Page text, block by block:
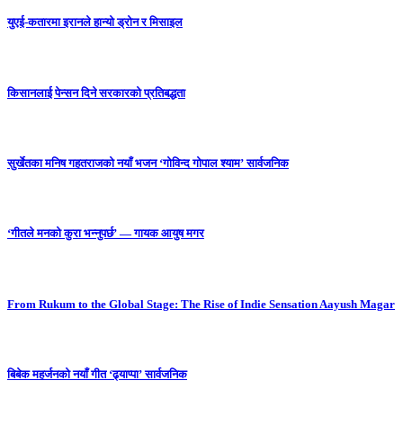
युएई-कतारमा इरानले हान्यो ड्रोन र मिसाइल
किसानलाई पेन्सन दिने सरकारको प्रतिबद्धता
सुर्खेतका मनिष गहतराजको नयाँ भजन ‘गोविन्द गोपाल श्याम’ सार्वजनिक
‘गीतले मनको कुरा भन्नुपर्छ’ — गायक आयुष मगर
From Rukum to the Global Stage: The Rise of Indie Sensation Aayush Magar
बिबेक महर्जनको नयाँ गीत ‘ढ्याप्पा’ सार्वजनिक